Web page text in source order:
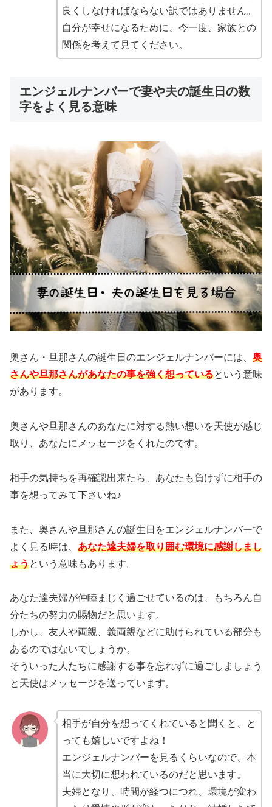
良くしなければならない訳ではありません。
自分が幸せになるために、今一度、家族との
関係を考えて見てください。
エンジェルナンバーで妻や夫の誕生日の数
字をよく見る意味
奥さん・旦那さんの誕生日のエンジェルナンバーには、 奥
さんや旦那さんがあなたの事を強く想っているという意味
があります。
奥さんや旦那さんのあなたに対する熱い想いを天使が感じ
取り、あなたにメッセージをくれたのです。
相手の気持ちを再確認出来たら、あなたも負けずに相手の
事を想ってみて下さいね♪
また、奥さんや旦那さんの誕生日をエンジェルナンバーで
よく見る時は、 あなた達夫婦を取り囲む環境に感謝しまし
ょうという意味もあります。
あなた達夫婦が仲睦まじく過ごせているのは、もちろん自
分たちの努力の賜物だと思います。
しかし、友人や両親、義両親などに助けられている部分も
あるのではないでしょうか。
そういった人たちに感謝する事を忘れずに過ごしましょう
と天使はメッセージを送っています。
相手が自分を想ってくれていると聞くと、と
っても嬉しいですよね！
エンジェルナンバーを見るくらいなので、本
当に大切に想われているのだと思います。
夫婦となり、時間が経つにつれ、環境が変わ